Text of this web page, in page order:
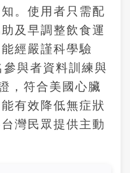
。使用者只需配
及早調整飲食運
經嚴謹科學驗
與者資料訓練與
，符合美國心臟
有效降低無症狀
灣民眾提供主動